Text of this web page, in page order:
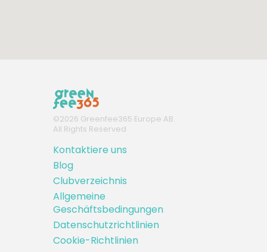
©2026 Greenfee365 Europe AB.
All Rights Reserved
Kontaktiere uns
Blog
Clubverzeichnis
Allgemeine
Geschäftsbedingungen
Datenschutzrichtlinien
Cookie-Richtlinien